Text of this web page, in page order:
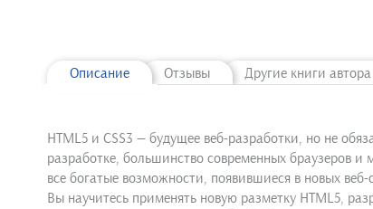
Описание Отзывы Другие книги автора
HTML5 и CSS3 — будущее веб-разработки, но не
разработке, большинство современных браузеров
все богатые возможности, появившиеся в новых веб-
Вы научитесь применять новую разметку HTML5,